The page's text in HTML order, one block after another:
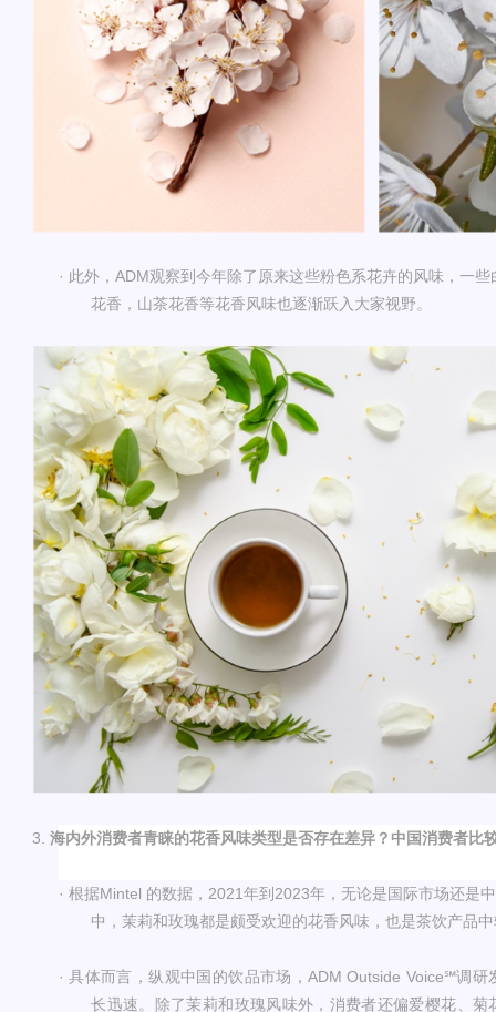
· 此外， ADM观察到今年除了原来这些粉色系花卉的风味，一
花香，山茶花香等花香风味也逐渐跃入大家视野。
3. 海内外消费者青睐的花香风味类型是否存在差异？中国消费者比
· 根据Mintel 的数据， 2021年到2023年，无论是国际市场还是
中，茉莉和玫瑰都是颇受欢迎的花香风味，也是茶饮产品
· 具体而言，纵观中国的饮品市场，ADM Outside Voice℠调
长迅速。除了茉莉和玫瑰风味外，消费者还偏爱樱花、